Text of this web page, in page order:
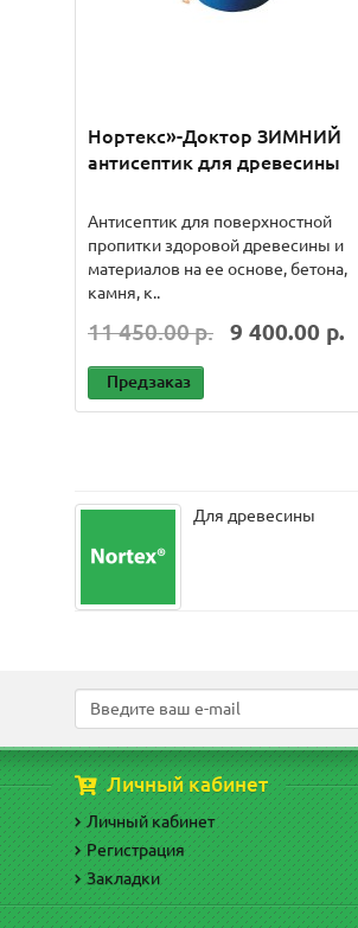
Нортекс»-Доктор ЗИМНИЙ
антисептик для древесины
Антисептик для поверхностной
пропитки здоровой древесины и
материалов на ее основе, бетона,
камня, к..
11 450.00 р. 9 400.00 р.
Предзаказ
Для древесины
Личный кабинет
Личный кабинет
Регистрация
Закладки